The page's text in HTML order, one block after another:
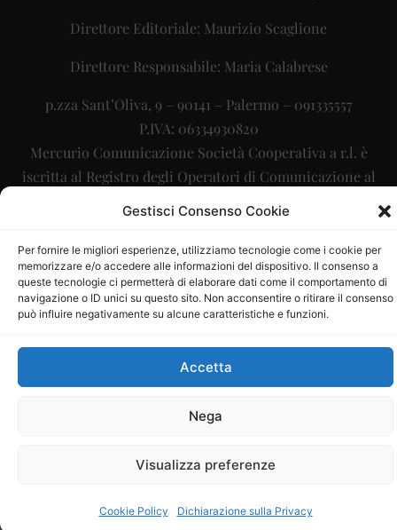
Gestisci Consenso Cookie
Per fornire le migliori esperienze, utilizziamo tecnologie come i cookie per
memorizzare e/o accedere alle informazioni del dispositivo. Il consenso a
queste tecnologie ci permetterà di elaborare dati come il comportamento di
navigazione o ID unici su questo sito. Non acconsentire o ritirare il consenso
può influire negativamente su alcune caratteristiche e funzioni.
Accetta
Nega
Visualizza preferenze
Cookie Policy Dichiarazione sulla Privacy
Direttore Editoriale: Maurizio Scaglione
Direttore Responsabile: Maria Calabrese
p.zza Sant’Oliva, 9 – 90141 – Palermo – 091335557
P.IVA: 06334930820
Mercurio Comunicazione Società Cooperativa a r.l. è
iscritta al Registro degli Operatori di Comunicazione al